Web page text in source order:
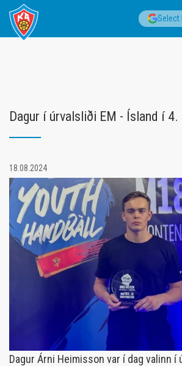
Fara
Select
Dagur í úrvalsliði EM - Ísland í
18.08.2024
Dagur Árni Heimisson var í dag valinn í